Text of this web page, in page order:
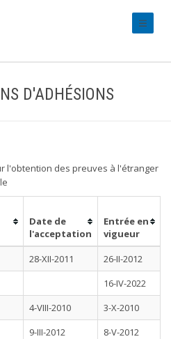
D'ADHÉSIONS
l'obtention des preuves à l'étranger
Date de
l'acceptation
Entrée en
vigueur
28-XII-2011
26-II-2012
16-IV-2022
4-VIII-2010
3-X-2010
9-III-2012
8-V-2012